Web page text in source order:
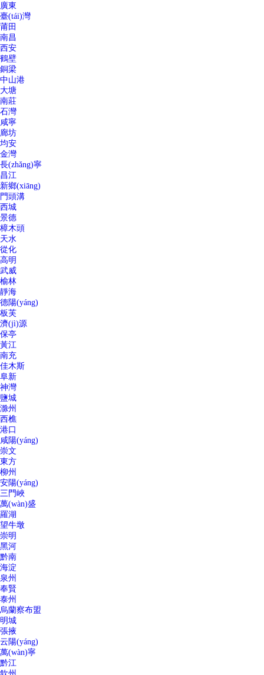
廣東
臺(tái)灣
莆田
南昌
西安
鶴壁
銅梁
中山港
大塘
南莊
石灣
咸寧
廊坊
均安
金灣
長(zhǎng)寧
昌江
新鄉(xiāng)
門頭溝
西城
景德
樟木頭
天水
從化
高明
武威
榆林
靜海
德陽(yáng)
板芙
濟(jì)源
保亭
黃江
南充
佳木斯
阜新
神灣
鹽城
滁州
西樵
港口
咸陽(yáng)
崇文
東方
柳州
安陽(yáng)
三門峽
萬(wàn)盛
羅湖
望牛墩
崇明
黑河
黔南
海淀
泉州
奉賢
泰州
烏蘭察布盟
明城
張掖
云陽(yáng)
萬(wàn)寧
黔江